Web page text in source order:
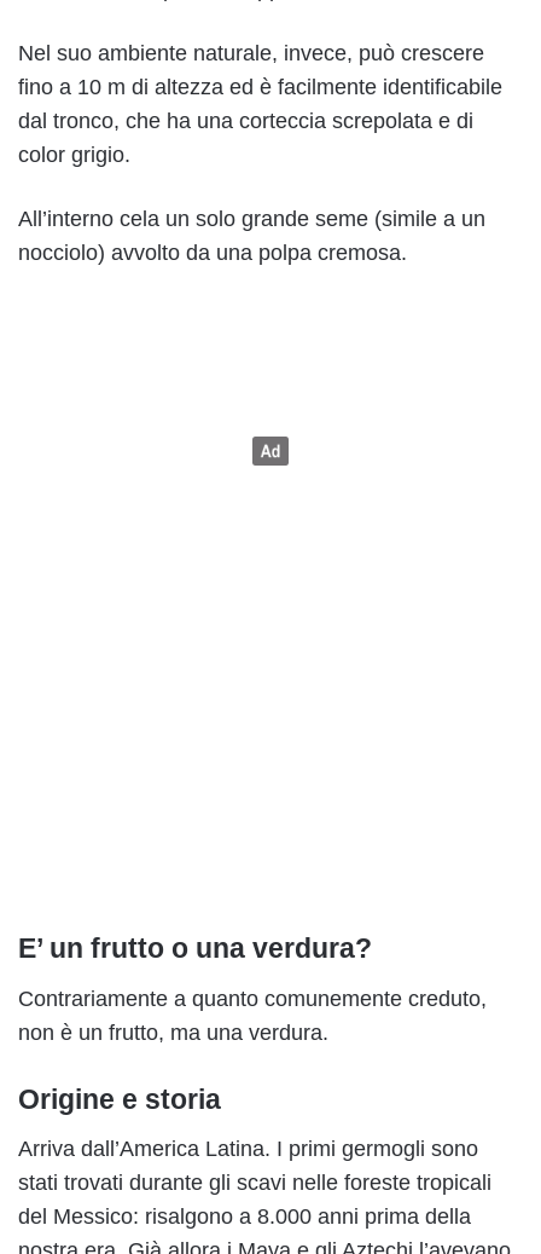
Nel suo ambiente naturale, invece, può crescere
fino a 10 m di altezza ed è facilmente identificabile
dal tronco, che ha una corteccia screpolata e di
color grigio.
All’interno cela un solo grande seme (simile a un
nocciolo) avvolto da una polpa cremosa.
E’ un frutto o una verdura?
Contrariamente a quanto comunemente creduto,
non è un frutto, ma una verdura.
Origine e storia
Arriva dall’America Latina. I primi germogli sono
stati trovati durante gli scavi nelle foreste tropicali
del Messico: risalgono a 8.000 anni prima della